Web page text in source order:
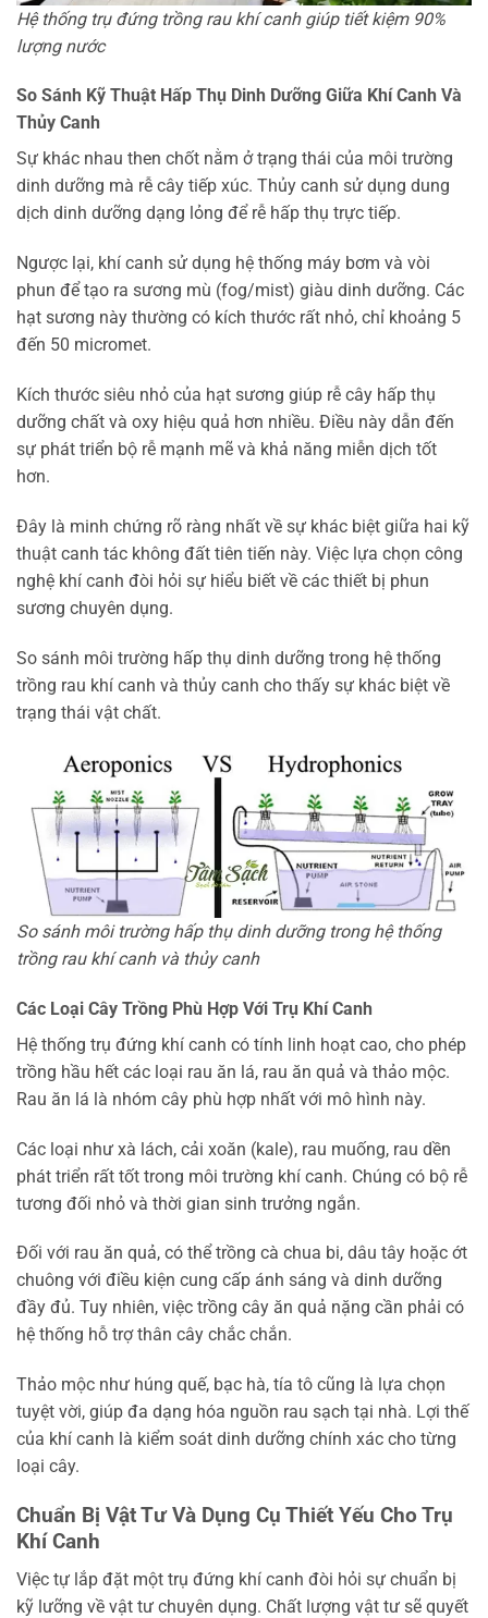
Hệ thống trụ đứng trồng rau khí canh giúp tiết kiệm 90%
lượng nước
So Sánh Kỹ Thuật Hấp Thụ Dinh Dưỡng Giữa Khí Canh Và
Thủy Canh
Sự khác nhau then chốt nằm ở trạng thái của môi trường
dinh dưỡng mà rễ cây tiếp xúc. Thủy canh sử dụng dung
dịch dinh dưỡng dạng lỏng để rễ hấp thụ trực tiếp.
Ngược lại, khí canh sử dụng hệ thống máy bơm và vòi
phun để tạo ra sương mù (fog/mist) giàu dinh dưỡng. Các
hạt sương này thường có kích thước rất nhỏ, chỉ khoảng 5
đến 50 micromet.
Kích thước siêu nhỏ của hạt sương giúp rễ cây hấp thụ
dưỡng chất và oxy hiệu quả hơn nhiều. Điều này dẫn đến
sự phát triển bộ rễ mạnh mẽ và khả năng miễn dịch tốt
hơn.
Đây là minh chứng rõ ràng nhất về sự khác biệt giữa hai kỹ
thuật canh tác không đất tiên tiến này. Việc lựa chọn công
nghệ khí canh đòi hỏi sự hiểu biết về các thiết bị phun
sương chuyên dụng.
So sánh môi trường hấp thụ dinh dưỡng trong hệ thống
trồng rau khí canh và thủy canh cho thấy sự khác biệt về
trạng thái vật chất.
So sánh môi trường hấp thụ dinh dưỡng trong hệ thống
trồng rau khí canh và thủy canh
Các Loại Cây Trồng Phù Hợp Với Trụ Khí Canh
Hệ thống trụ đứng khí canh có tính linh hoạt cao, cho phép
trồng hầu hết các loại rau ăn lá, rau ăn quả và thảo mộc.
Rau ăn lá là nhóm cây phù hợp nhất với mô hình này.
Các loại như xà lách, cải xoăn (kale), rau muống, rau dền
phát triển rất tốt trong môi trường khí canh. Chúng có bộ rễ
tương đối nhỏ và thời gian sinh trưởng ngắn.
Đối với rau ăn quả, có thể trồng cà chua bi, dâu tây hoặc ớt
chuông với điều kiện cung cấp ánh sáng và dinh dưỡng
đầy đủ. Tuy nhiên, việc trồng cây ăn quả nặng cần phải có
hệ thống hỗ trợ thân cây chắc chắn.
Thảo mộc như húng quế, bạc hà, tía tô cũng là lựa chọn
tuyệt vời, giúp đa dạng hóa nguồn rau sạch tại nhà. Lợi thế
của khí canh là kiểm soát dinh dưỡng chính xác cho từng
loại cây.
Chuẩn Bị Vật Tư Và Dụng Cụ Thiết Yếu Cho Trụ
Khí Canh
Việc tự lắp đặt một trụ đứng khí canh đòi hỏi sự chuẩn bị
kỹ lưỡng về vật tư chuyên dụng. Chất lượng vật tư sẽ quyết